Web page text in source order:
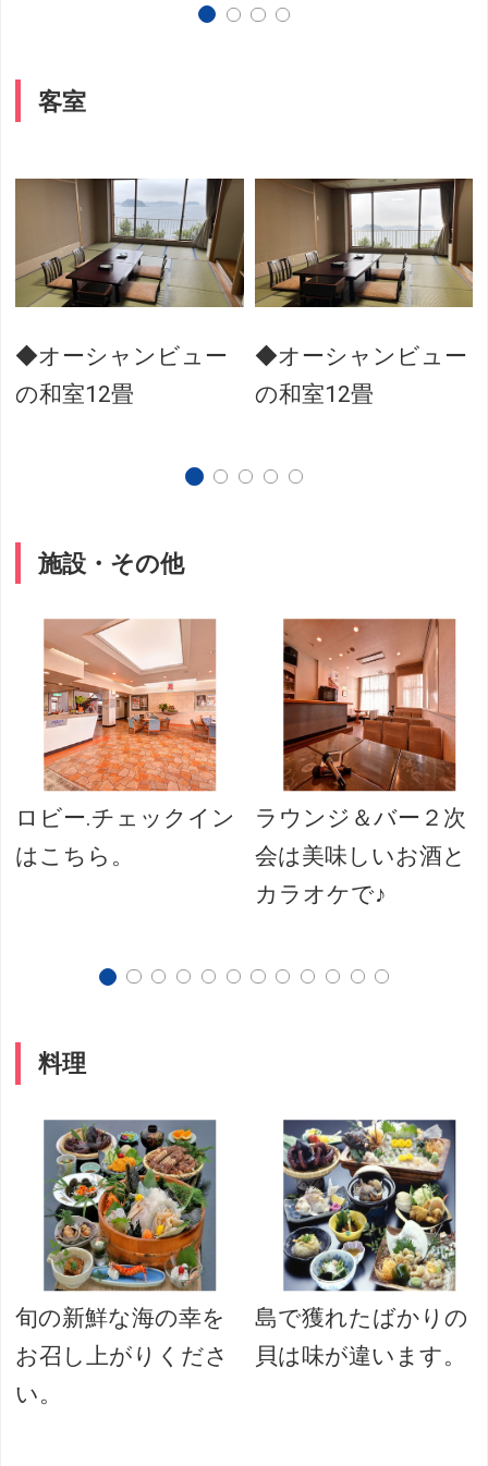
客室
◆オーシャンビュー
の和室12畳
◆オーシャンビュー
の和室12畳
施設・その他
ロビー.チェックイン
はこちら。
ラウンジ＆バー２次
会は美味しいお酒と
カラオケで♪
料理
旬の新鮮な海の幸を
お召し上がりくださ
い。
島で獲れたばかりの
貝は味が違います。